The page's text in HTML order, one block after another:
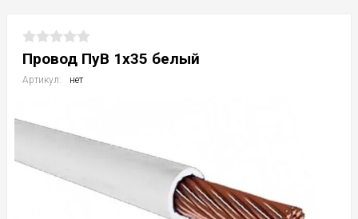
Провод ПуВ 1х35 белый
Артикул: нет